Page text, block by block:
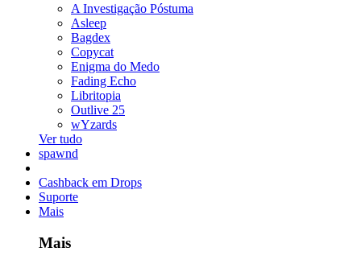
A Investigação Póstuma
Asleep
Bagdex
Copycat
Enigma do Medo
Fading Echo
Libritopia
Outlive 25
wYzards
Ver tudo
spawnd
Cashback em Drops
Suporte
Mais
Mais